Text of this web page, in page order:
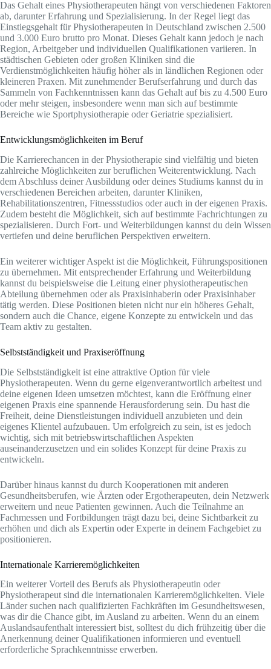
Das Gehalt eines Physiotherapeuten hängt von verschiedenen Faktoren
ab, darunter Erfahrung und Spezialisierung. In der Regel liegt das
Einstiegsgehalt für Physiotherapeuten in Deutschland zwischen 2.500
und 3.000 Euro brutto pro Monat. Dieses Gehalt kann jedoch je nach
Region, Arbeitgeber und individuellen Qualifikationen variieren. In
städtischen Gebieten oder großen Kliniken sind die
Verdienstmöglichkeiten häufig höher als in ländlichen Regionen oder
kleineren Praxen. Mit zunehmender Berufserfahrung und durch das
Sammeln von Fachkenntnissen kann das Gehalt auf bis zu 4.500 Euro
oder mehr steigen, insbesondere wenn man sich auf bestimmte
Bereiche wie Sportphysiotherapie oder Geriatrie spezialisiert.
Entwicklungsmöglichkeiten im Beruf
Die Karrierechancen in der Physiotherapie sind vielfältig und bieten
zahlreiche Möglichkeiten zur beruflichen Weiterentwicklung. Nach
dem Abschluss deiner Ausbildung oder deines Studiums kannst du in
verschiedenen Bereichen arbeiten, darunter Kliniken,
Rehabilitationszentren, Fitnessstudios oder auch in der eigenen Praxis.
Zudem besteht die Möglichkeit, sich auf bestimmte Fachrichtungen zu
spezialisieren. Durch Fort- und Weiterbildungen kannst du dein Wissen
vertiefen und deine beruflichen Perspektiven erweitern.
Ein weiterer wichtiger Aspekt ist die Möglichkeit, Führungspositionen
zu übernehmen. Mit entsprechender Erfahrung und Weiterbildung
kannst du beispielsweise die Leitung einer physiotherapeutischen
Abteilung übernehmen oder als Praxisinhaberin oder Praxisinhaber
tätig werden. Diese Positionen bieten nicht nur ein höheres Gehalt,
sondern auch die Chance, eigene Konzepte zu entwickeln und das
Team aktiv zu gestalten.
Selbstständigkeit und Praxiseröffnung
Die Selbstständigkeit ist eine attraktive Option für viele
Physiotherapeuten. Wenn du gerne eigenverantwortlich arbeitest und
deine eigenen Ideen umsetzen möchtest, kann die Eröffnung einer
eigenen Praxis eine spannende Herausforderung sein. Du hast die
Freiheit, deine Dienstleistungen individuell anzubieten und dein
eigenes Klientel aufzubauen. Um erfolgreich zu sein, ist es jedoch
wichtig, sich mit betriebswirtschaftlichen Aspekten
auseinanderzusetzen und ein solides Konzept für deine Praxis zu
entwickeln.
Darüber hinaus kannst du durch Kooperationen mit anderen
Gesundheitsberufen, wie Ärzten oder Ergotherapeuten, dein Netzwerk
erweitern und neue Patienten gewinnen. Auch die Teilnahme an
Fachmessen und Fortbildungen trägt dazu bei, deine Sichtbarkeit zu
erhöhen und dich als Expertin oder Experte in deinem Fachgebiet zu
positionieren.
Internationale Karrieremöglichkeiten
Ein weiterer Vorteil des Berufs als Physiotherapeutin oder
Physiotherapeut sind die internationalen Karrieremöglichkeiten. Viele
Länder suchen nach qualifizierten Fachkräften im Gesundheitswesen,
was dir die Chance gibt, im Ausland zu arbeiten. Wenn du an einem
Auslandsaufenthalt interessiert bist, solltest du dich frühzeitig über die
Anerkennung deiner Qualifikationen informieren und eventuell
erforderliche Sprachkenntnisse erwerben.